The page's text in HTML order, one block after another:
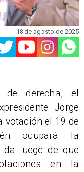
18 de agosto de 2025
de derecha, el
Jorge
votación el 19 de
ocupará la
da luego de que
en la